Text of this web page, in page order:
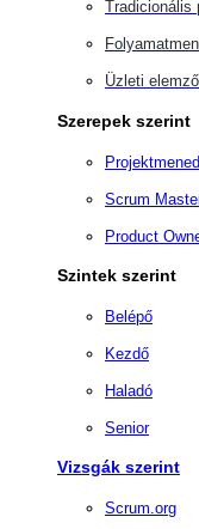
Tradicionális
Üzleti
Szerepek szerint
Scrum
Product
Szintek szerint
Belépő
Kezdő
Haladó
Senior
Vizsgák szerint
Scrum.org